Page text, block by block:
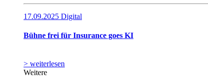
17.09.2025 Digital
Bühne frei für Insurance goes KI
> weiterlesen
Weitere